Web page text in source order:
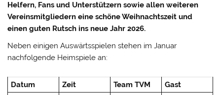
Helfern, Fans und Unterstützern sowie allen weiteren
Vereinsmitgliedern eine schöne Weihnachtszeit und
einen guten Rutsch ins neue Jahr 2026.
Neben einigen Auswärtsspielen stehen im Januar
nachfolgende Heimspiele an:
Datum Zeit Team TVM
Gast